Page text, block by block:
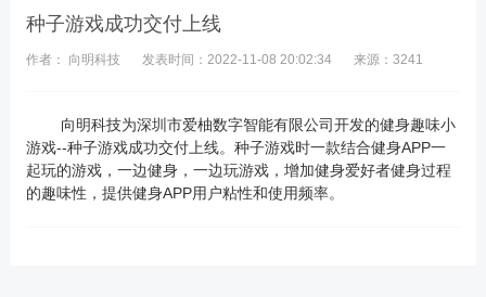
种子游戏成功交付上线
作者： 向明科技 发表时间：2022-11-08 20:02:34 来源：3241
向明科技为深圳市爱柚数字智能有限公司开发的健身趣味小
游戏--种子游戏成功交付上线。种子游戏时一款结合健身APP一
起玩的游戏，一边健身，一边玩游戏，增加健身爱好者健身过程
的趣味性，提供健身APP用户粘性和使用频率。